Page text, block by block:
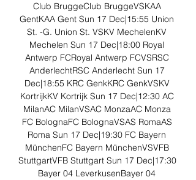
Club BruggeClub BruggeVSKAA
GentKAA Gent Sun 17 Dec|15:55 Union
St. -G. Union St. VSKV MechelenKV
Mechelen Sun 17 Dec|18:00 Royal
Antwerp FCRoyal Antwerp FCVSRSC
AnderlechtRSC Anderlecht Sun 17
Dec|18:55 KRC GenkKRC GenkVSKV
KortrijkKV Kortrijk Sun 17 Dec|12:30 AC
MilanAC MilanVSAC MonzaAC Monza
FC BolognaFC BolognaVSAS RomaAS
Roma Sun 17 Dec|19:30 FC Bayern
MünchenFC Bayern MünchenVSVFB
StuttgartVFB Stuttgart Sun 17 Dec|17:30
Bayer 04 LeverkusenBayer 04